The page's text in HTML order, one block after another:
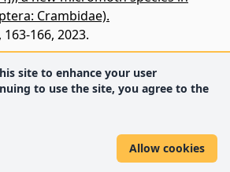
Crambidae).
163-166, 2023.
© 2012 University of Debrecen
site to enhance your user
to use the site, you agree to the
Allow cookies